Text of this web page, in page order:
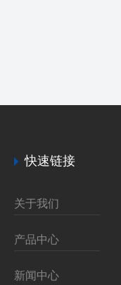
快速链接
关于我们
产品中心
新闻中心